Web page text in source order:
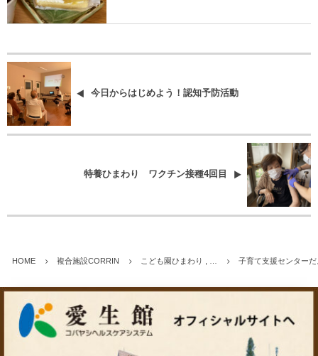
今日からはじめよう！認知予防活動
特養ひまわり ワクチン接種4回目
HOME 複合施設CORRIN こども園ひまわり , … 子育て支援センターだ